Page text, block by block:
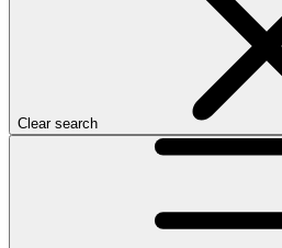
Clear search